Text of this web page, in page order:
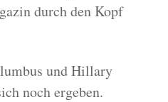
durch den Kopf
und Hillary
noch ergeben.